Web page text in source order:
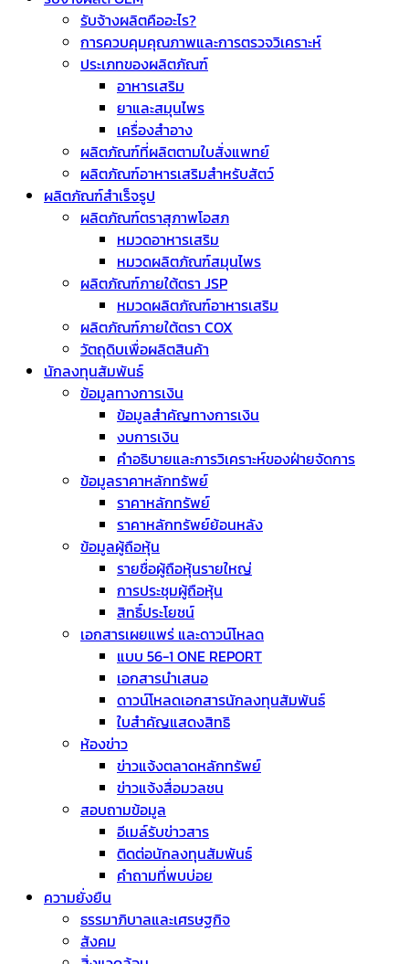
รับจ้างผลิตคืออะไร?
การควบคุมคุณภาพและการตรวจวิเคราะห์
ประเภทของผลิตภัณฑ์
อาหารเสริม
ยาและสมุนไพร
เครื่องสำอาง
ผลิตภัณฑ์ที่ผลิตตามใบสั่งแพทย์
ผลิตภัณฑ์อาหารเสริมสำหรับสัตว์
ผลิตภัณฑ์สำเร็จรูป
ผลิตภัณฑ์ตราสุภาพโอสภ
หมวดอาหารเสริม
หมวดผลิตภัณฑ์สมุนไพร
ผลิตภัณฑ์ภายใต้ตรา JSP
หมวดผลิตภัณฑ์อาหารเสริม
ผลิตภัณฑ์ภายใต้ตรา COX
วัตถุดิบเพื่อผลิตสินค้า
นักลงทุนสัมพันธ์
ข้อมูลทางการเงิน
ข้อมูลสำคัญทางการเงิน
งบการเงิน
คำอธิบายและการวิเคราะห์ของฝ่ายจัดการ
ข้อมูลราคาหลักทรัพย์
ราคาหลักทรัพย์
ราคาหลักทรัพย์ย้อนหลัง
ข้อมูลผู้ถือหุ้น
รายชื่อผู้ถือหุ้นรายใหญ่
การประชุมผู้ถือหุ้น
สิทธิ์ประโยชน์
เอกสารเผยแพร่ และดาวน์โหลด
แบบ 56-1 ONE REPORT
เอกสารนำเสนอ
ดาวน์โหลดเอกสารนักลงทุนสัมพันธ์
ใบสำคัญแสดงสิทธิ
ห้องข่าว
ข่าวแจ้งตลาดหลักทรัพย์
ข่าวแจ้งสื่อมวลชน
สอบถามข้อมูล
อีเมล์รับข่าวสาร
ติดต่อนักลงทุนสัมพันธ์
คำถามที่พบบ่อย
ความยั่งยืน
ธรรมาภิบาลและเศรษฐกิจ
สังคม